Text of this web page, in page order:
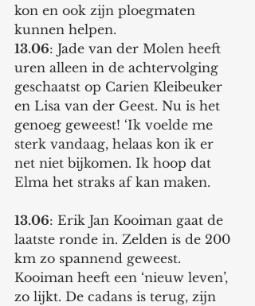
kon en ook zijn ploegmaten
kunnen helpen.
13.06: Jade van der Molen heeft
uren alleen in de achtervolging
geschaatst op Carien Kleibeuker
en Lisa van der Geest. Nu is het
genoeg geweest! ‘Ik voelde me
sterk vandaag, helaas kon ik er
net niet bijkomen. Ik hoop dat
Elma het straks af kan maken.
13.06: Erik Jan Kooiman gaat de
laatste ronde in. Zelden is de 200
km zo spannend geweest.
Kooiman heeft een ‘nieuw leven’,
zo lijkt. De cadans is terug, zijn